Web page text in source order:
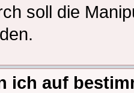
soll die
ich auf